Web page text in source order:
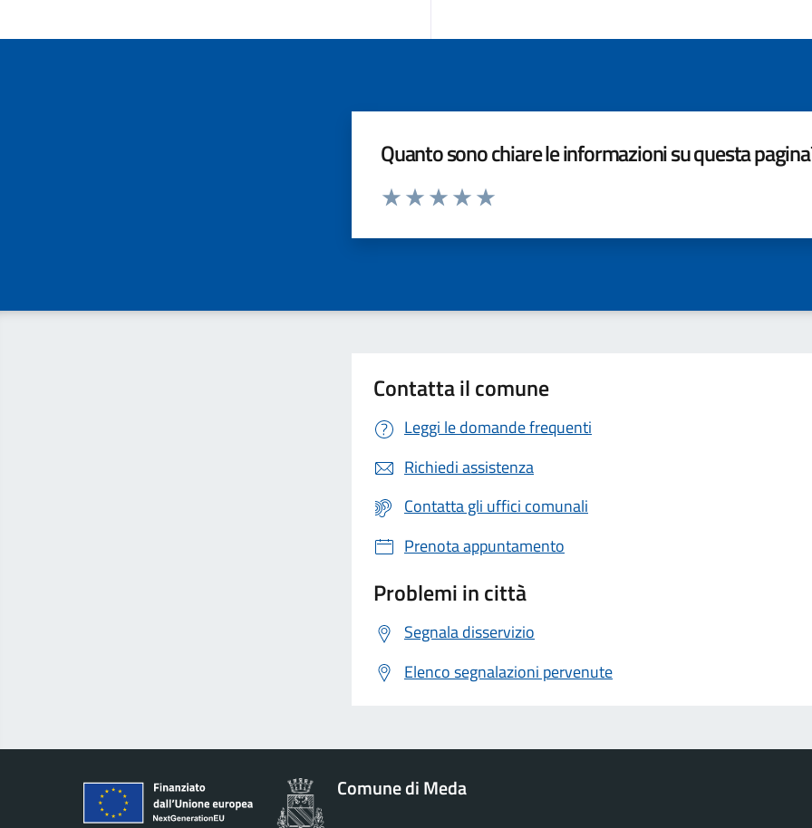
Quanto sono chiare le informazioni su questa
Valuta da 1 a 5 stelle la pagina
Contatta il comune
Leggi le domande frequenti
Richiedi assistenza
Contatta gli uffici comunali
Prenota appuntamento
Problemi in città
Segnala disservizio
Elenco segnalazioni pervenute
Comune di Meda